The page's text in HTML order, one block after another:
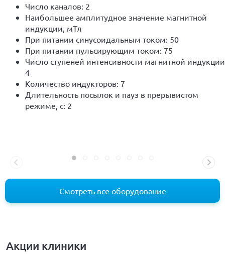
Смотреть все оборудование
Число каналов: 2
Наибольшее амплитудное значение магнитной
индукции, мТл
При питании синусоидальным током: 50
При питании пульсирующим током: 75
Число ступеней интенсивности магнитной
4
Количество индукторов: 7
Длительность посылок и пауз в прерывистом
режиме, с: 2
Акции клиники